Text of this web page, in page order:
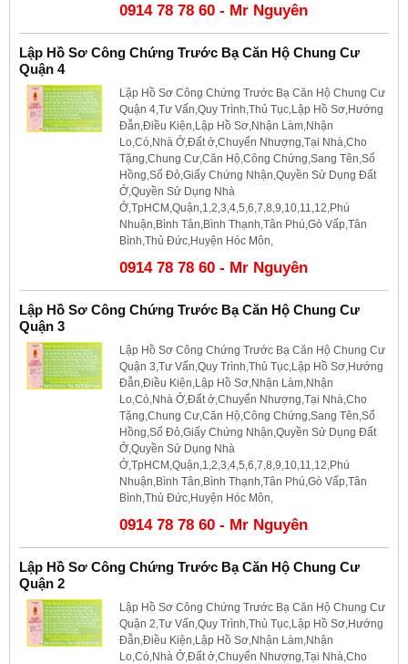
0914 78 78 60 - Mr Nguyên
Lập Hồ Sơ Công Chứng Trước Bạ Căn Hộ Chung Cư
Quận 4
Lập Hồ Sơ Công Chứng Trước Bạ Căn Hộ Chung Cư
Quận 4,Tư Vấn,Quy Trình,Thủ Tục,Lập Hồ Sơ,Hướng
Đẫn,Điều Kiện,Lập Hồ Sơ,Nhận Làm,Nhận
Lo,Có,Nhà Ở,Đất ở,Chuyển Nhượng,Tại Nhà,Cho
Tặng,Chung Cư,Căn Hộ,Công Chứng,Sang Tên,Sổ
Hồng,Sổ Đỏ,Giấy Chứng Nhận,Quyền Sử Dụng Đất
Ở,Quyền Sử Dụng Nhà
Ở,TpHCM,Quận,1,2,3,4,5,6,7,8,9,10,11,12,Phú
Nhuận,Bình Tân,Bình Thạnh,Tân Phú,Gò Vấp,Tân
Bình,Thủ Đức,Huyện Hóc Môn,
0914 78 78 60 - Mr Nguyên
Lập Hồ Sơ Công Chứng Trước Bạ Căn Hộ Chung Cư
Quận 3
Lập Hồ Sơ Công Chứng Trước Bạ Căn Hộ Chung Cư
Quận 3,Tư Vấn,Quy Trình,Thủ Tục,Lập Hồ Sơ,Hướng
Đẫn,Điều Kiện,Lập Hồ Sơ,Nhận Làm,Nhận
Lo,Có,Nhà Ở,Đất ở,Chuyển Nhượng,Tại Nhà,Cho
Tặng,Chung Cư,Căn Hộ,Công Chứng,Sang Tên,Sổ
Hồng,Sổ Đỏ,Giấy Chứng Nhận,Quyền Sử Dụng Đất
Ở,Quyền Sử Dụng Nhà
Ở,TpHCM,Quận,1,2,3,4,5,6,7,8,9,10,11,12,Phú
Nhuận,Bình Tân,Bình Thạnh,Tân Phú,Gò Vấp,Tân
Bình,Thủ Đức,Huyện Hóc Môn,
0914 78 78 60 - Mr Nguyên
Lập Hồ Sơ Công Chứng Trước Bạ Căn Hộ Chung Cư
Quận 2
Lập Hồ Sơ Công Chứng Trước Bạ Căn Hộ Chung Cư
Quận 2,Tư Vấn,Quy Trình,Thủ Tục,Lập Hồ Sơ,Hướng
Đẫn,Điều Kiện,Lập Hồ Sơ,Nhận Làm,Nhận
Lo,Có,Nhà Ở,Đất ở,Chuyển Nhượng,Tại Nhà,Cho